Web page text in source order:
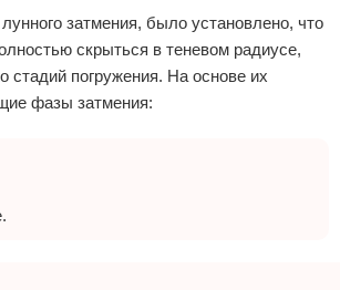
затмения, было установлено, что
скрыться в теневом радиусе,
стадий погружения. На основе их
фазы затмения: